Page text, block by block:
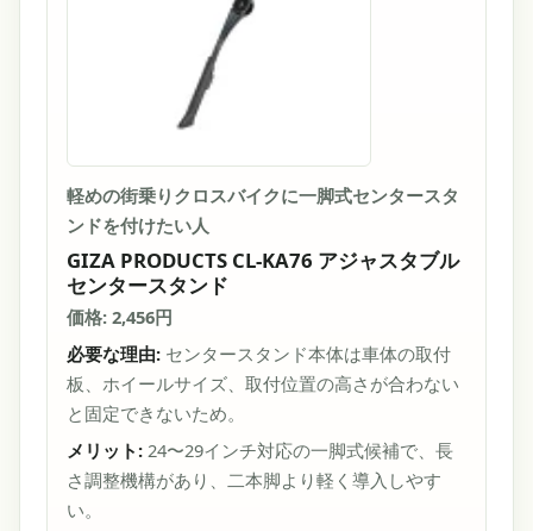
軽めの街乗りクロスバイクに一脚式センタースタ
ンドを付けたい人
GIZA PRODUCTS CL-KA76 アジャスタブル
センタースタンド
価格: 2,456円
必要な理由: センタースタンド本体は車体の取付
板、ホイールサイズ、取付位置の高さが合わない
と固定できないため。
メリット: 24〜29インチ対応の一脚式候補で、長
さ調整機構があり、二本脚より軽く導入しやす
い。